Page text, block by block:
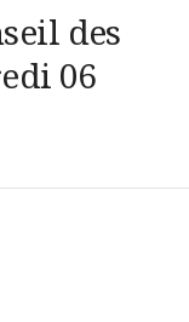
des
06